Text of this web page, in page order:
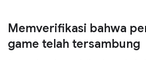
Memverifikasi bahwa
game telah tersambung